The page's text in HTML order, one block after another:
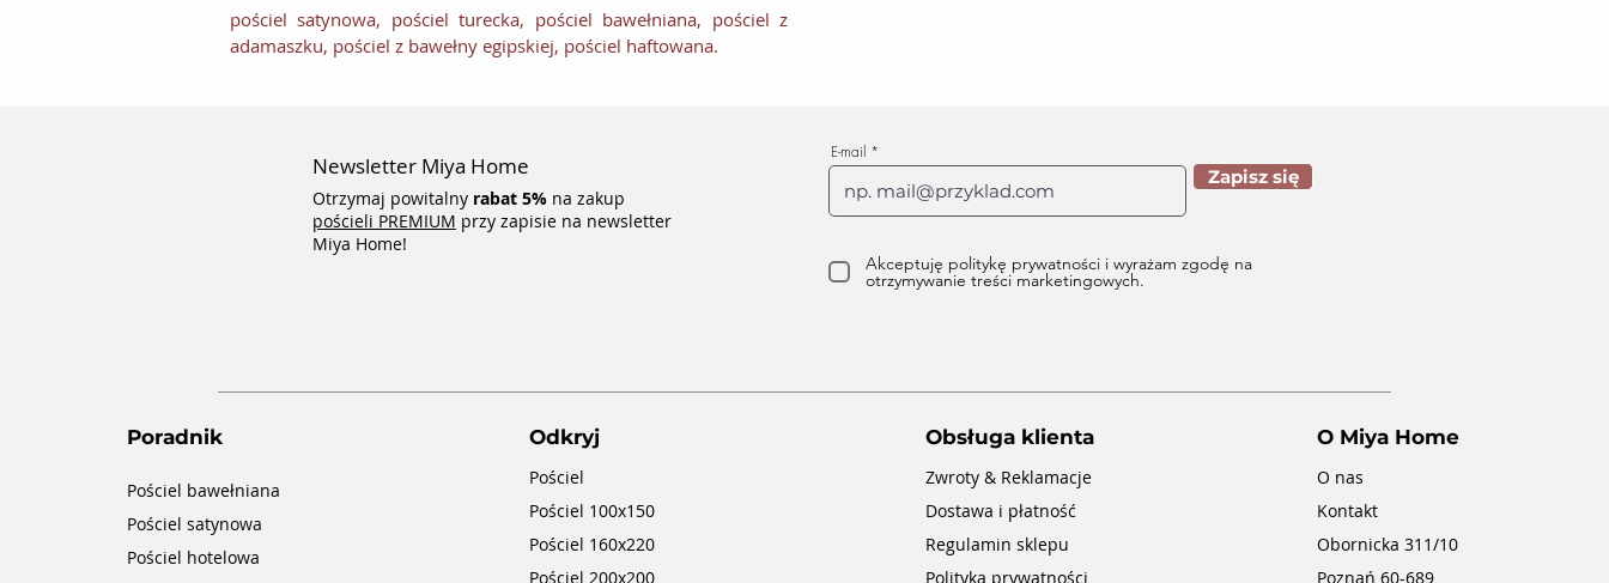
pościel satynowa, pościel turecka, pościel bawełniana, pościel z
adamaszku, pościel z bawełny egipskiej, pościel haftowana.
Newsletter Miya Home
Otrzymaj powitalny rabat 5% na zakup
pościeli PREMIUM przy zapisie na newsletter
Miya Home!
E-mail
Zapisz się
Akceptuję politykę prywatności i wyrażam zgodę na
otrzymywanie treści marketingowych.
Poradnik
Pościel bawełniana
Pościel satynowa
Pościel hotelowa
Odkryj
Pościel
Pościel 100x150
Pościel 160x220
Pościel 200x200
Obsługa klienta
Zwroty & Reklamacje
Dostawa i płatność
Regulamin sklepu
Polityka prywatności
O Miya Home
O nas
Kontakt
Obornicka 311/10
Poznań 60-689